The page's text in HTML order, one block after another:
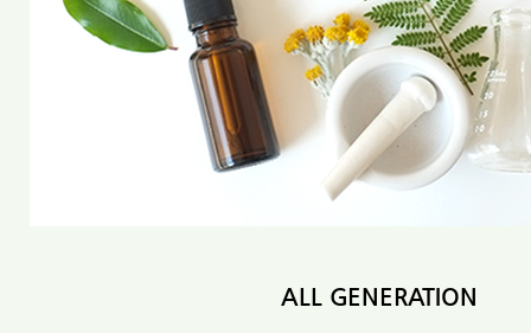
ALL GENERATION